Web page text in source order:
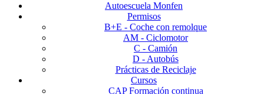
Autoescuela Monfen
Permisos
B+E - Coche con remolque
AM - Ciclomotor
C - Camión
D - Autobús
Prácticas de Reciclaje
Cursos
CAP Formación continua